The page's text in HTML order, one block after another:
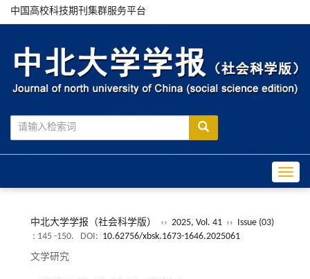
中国高校科技期刊集群服务平台
中北大学学报（社会科学版） ›› 2025, Vol. 41 ››
Issue (03)
: 145 -150.
DOI: 10.62756/xbsk.1673-1646.2025061
文学研究